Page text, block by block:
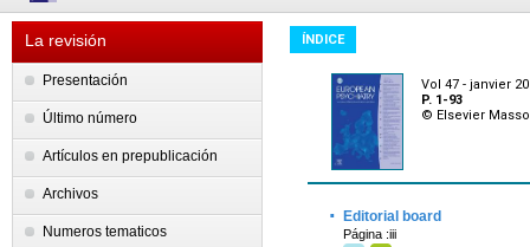
La revisión
Presentación
Último número
Artículos en prepublicación
Archivos
Numeros tematicos
ÍNDICE
Vol 47 - janvier
P. 1-93
© Elsevier
· Editorial board
Página :iii